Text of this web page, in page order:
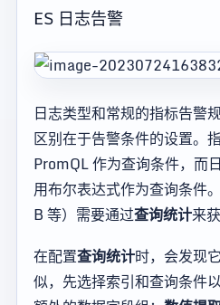
ES 日志告警
日志类型和常规的指标告警
区别在于告警条件的设置。
PromQL 作为查询条件，而
用布尔表达式作为查询条件
B 等）需要通过查询统计来
在配置查询统计时，会发现
似，先选择索引和查询条件